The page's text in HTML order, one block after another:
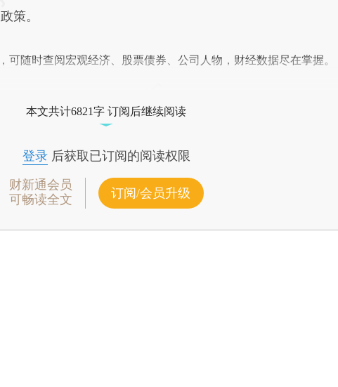
策。
，可随时查阅宏观经济、股票债券、公司人物，财经数据尽在掌握。
本文共计6821字 订阅后继续阅读
登录后获取已订阅的阅读权限
财新通会员
可畅读全文
订阅/会员升级